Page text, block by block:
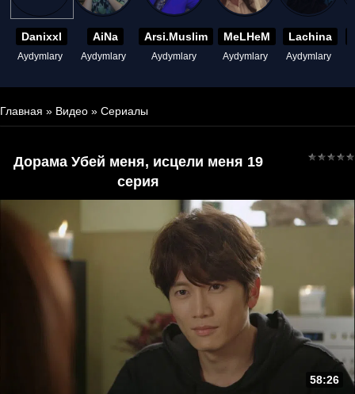
Danixxl
Aydymlary
AiNa
Aydymlary
Arsi.Muslim
Aydymlary
MeLHeM
Aydymlary
Lachina
Aydymlary
Главная » Видео » Сериалы
Дорама Убей меня, исцели меня 19
серия
58:26